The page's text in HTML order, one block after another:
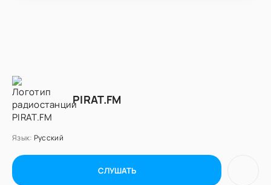
PIRAT.FM
Язык: Русский
СЛУШАТЬ